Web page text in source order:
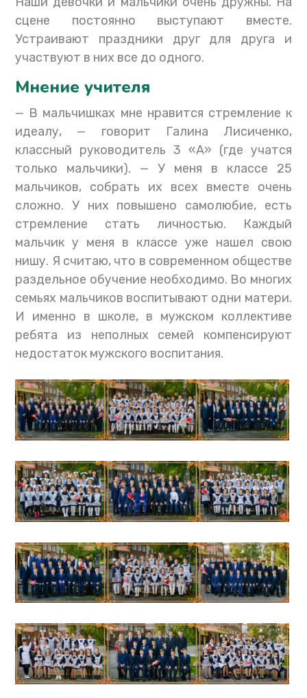
сцене постоянно выступают вместе.
Устраивают праздники друг для друга и
участвуют в них все до одного.
Мнение учителя
— В мальчишках мне нравится стремление к
идеалу, — говорит Галина Лисиченко,
классный руководитель 3 «А» (где учатся
только мальчики). — У меня в классе 25
мальчиков, собрать их всех вместе очень
сложно. У них повышено самолюбие, есть
стремление стать личностью. Каждый
мальчик у меня в классе уже нашел свою
нишу. Я считаю, что в современном обществе
раздельное обучение необходимо. Во многих
семьях мальчиков воспитывают одни матери.
И именно в школе, в мужском коллективе
ребята из неполных семей компенсируют
недостаток мужского воспитания.